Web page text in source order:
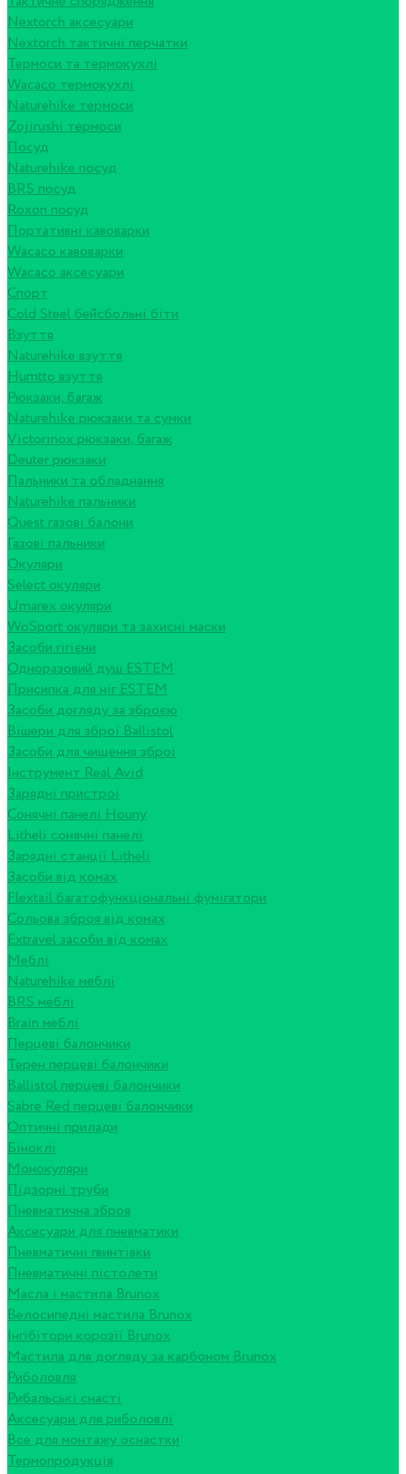
Nextorch аксесуари
Nextorch тактичні перчатки
Термоси та термокухлі
Wacaco термокухлі
Naturehike термоси
Zojirushi термоси
Посуд
Naturehike посуд
BRS посуд
Roxon посуд
Портативні кавоварки
Wacaco кавоварки
Wacaco аксесуари
Спорт
Cold Steel бейсбольні біти
Взуття
Naturehike взуття
Humtto взуття
Рюкзаки, багаж
Naturehike рюкзаки та сумки
Victorinox рюкзаки, багаж
Deuter рюкзаки
Пальники та обладнання
Naturehike пальники
Quest газові балони
Газові пальники
Окуляри
Select окуляри
Umarex окуляри
WoSport окуляри та захисні маски
Засоби гігієни
Одноразовий душ ESTEM
Присипка для ніг ESTEM
Засоби догляду за зброєю
Вішери для зброї Ballistol
Засоби для чищення зброї
Інструмент Real Avid
Зарядні пристрої
Сонячні панелі Houny
Litheli сонячні панелі
Зарядні станції Litheli
Засоби від комах
Flextail багатофункціональні фумігатори
Сольова зброя від комах
Extravel засоби від комах
Меблі
Naturehike меблі
BRS меблі
Brain меблі
Перцеві балончики
Терен перцеві балончики
Ballistol перцеві балончики
Sabre Red перцеві балончики
Оптичні прилади
Біноклі
Монокуляри
Підзорні труби
Пневматична зброя
Аксесуари для пневматики
Пневматичні гвинтівки
Пневматичні пістолети
Масла і мастила Brunox
Велосипедні мастила Brunox
Інгібітори корозії Brunox
Мастила для догляду за карбоном Brunox
Риболовля
Рибальські снасті
Аксесуари для риболовлі
Все для монтажу оснастки
Термопродукція